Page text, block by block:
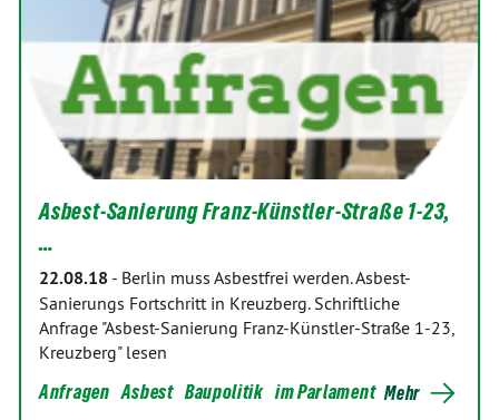
Asbest-Sanierung Franz-Künstler-Straße 1-23,
…
22.08.18 - Berlin muss Asbestfrei werden. Asbest-
Sanierungs Fortschritt in Kreuzberg. Schriftliche
Anfrage "Asbest-Sanierung Franz-Künstler-Straße 1-23,
Kreuzberg" lesen
Anfragen Asbest Baupolitik im Parlament Mehr